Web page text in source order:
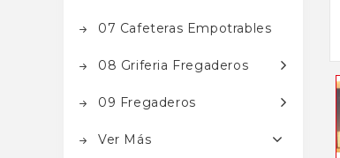
07 Cafeteras Empotrables
08 Griferia Fregaderos
09 Fregaderos
Ver Más